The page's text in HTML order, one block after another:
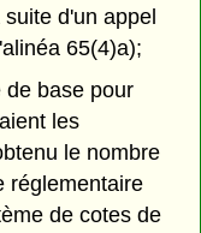
d'un appel
65(4)a);
de base pour
les
le nombre
réglementaire
de cotes de